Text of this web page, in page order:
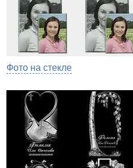
Фото на стекле